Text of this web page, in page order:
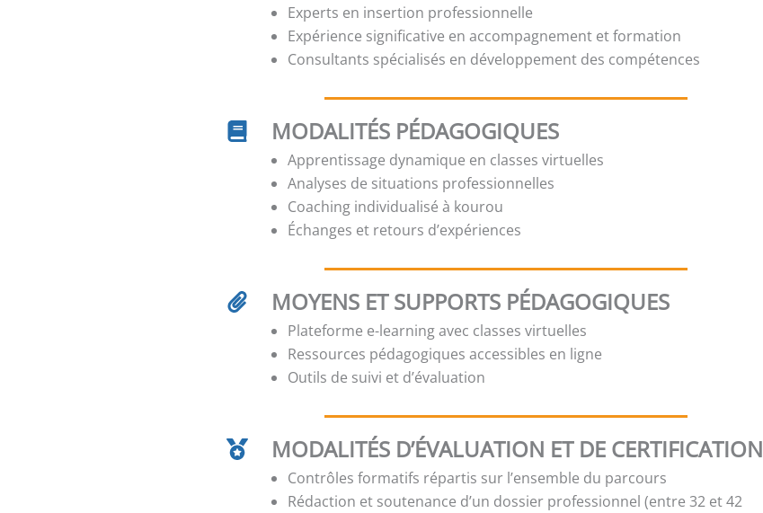
Experts en insertion professionnelle
Expérience significative en accompagnement et formation
Consultants spécialisés en développement des compétences
MODALITÉS PÉDAGOGIQUES
Apprentissage dynamique en classes virtuelles
Analyses de situations professionnelles
Coaching individualisé à kourou
Échanges et retours d’expériences
MOYENS ET SUPPORTS PÉDAGOGIQUES
Plateforme e-learning avec classes virtuelles
Ressources pédagogiques accessibles en ligne
Outils de suivi et d’évaluation
MODALITÉS D’ÉVALUATION ET DE CERTIFICATION
Contrôles formatifs répartis sur l’ensemble du parcours
Rédaction et soutenance d’un dossier professionnel (entre 32 et 42